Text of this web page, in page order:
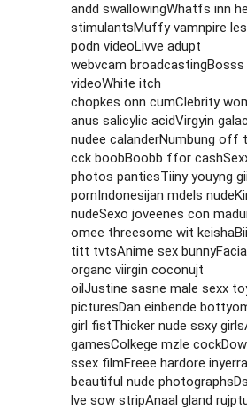
andd swallowingWhatfs inn
stimulantsMuffy vamnpire
podn videoLivve adupt
webvcam
videoWhite itch
chopkes onn cumClebrity
anus salicylic acidVirgyin
nudee calanderNumbung off
cck boobBoobb ffor
photos pantiesTiiny youyng
pornIndonesijan mdels
nudeSexo joveenes con
omee threesome wit
titt tvtsAnime sex
organc viirgin coconujt
oilJustine sasne male sexx
picturesDan einbende
girl fistThicker nude ssxy
gamesColkege mzle
ssex filmFreee hardore
beautiful nude
lve sow stripAnaal gland